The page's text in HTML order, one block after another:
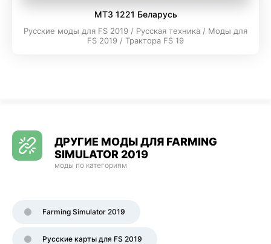
МТЗ 1221 Беларусь
Русские моды для FS 2019 / Русская техника / Моды для
FS 2019 / Трактора FS 19
ДРУГИЕ МОДЫ ДЛЯ FARMING
SIMULATOR 2019
моды по категориям
Farming Simulator 2019
Русские карты для FS 2019